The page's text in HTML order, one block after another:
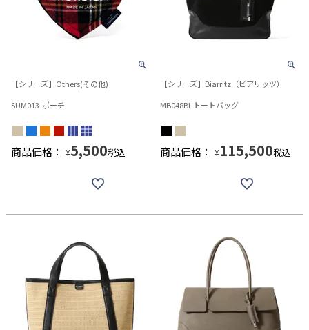
【シリーズ】Others(その他)
SUM013-ポーチ
商品価格： ¥5,500税込
【シリーズ】Biarritz（ビアリッツ）
MB048BI-トートバッグ
商品価格： ¥115,500税込